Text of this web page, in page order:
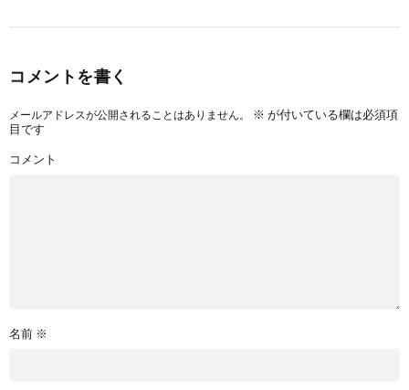
コメントを書く
メールアドレスが公開されることはありません。 ※ が付いている欄は必須項
目です
コメント
名前 ※